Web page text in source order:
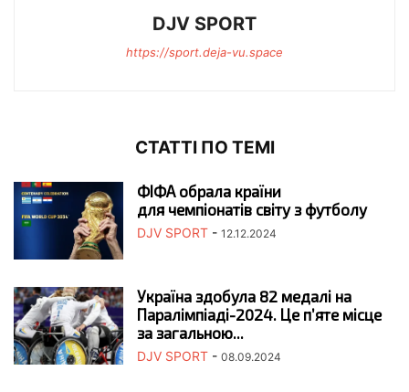
DJV SPORT
https://sport.deja-vu.space
СТАТТІ ПО ТЕМІ
ФІФА обрала країни
для чемпіонатів світу з футболу
DJV SPORT - 12.12.2024
Україна здобула 82 медалі на
Паралімпіаді-2024. Це п’яте місце
за загальною...
DJV SPORT - 08.09.2024